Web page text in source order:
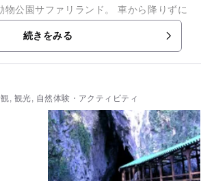
ファリランド。 車から降りずに
、雨が降っても、暑くても大丈夫!! 車か
続きをみる
, 観光, 自然体験・アクティビティ